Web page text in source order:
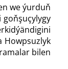
we ýurduň
Howpsuzlyk
bilen